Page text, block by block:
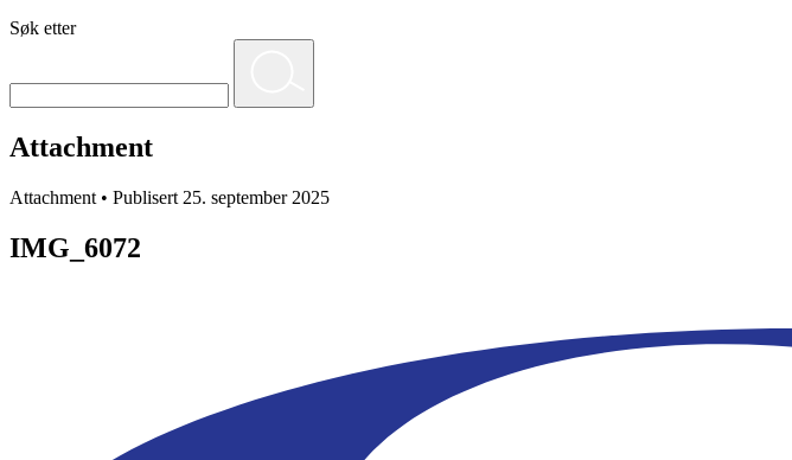
Søk etter
Attachment
Attachment • Publisert 25. september 2025
IMG_6072